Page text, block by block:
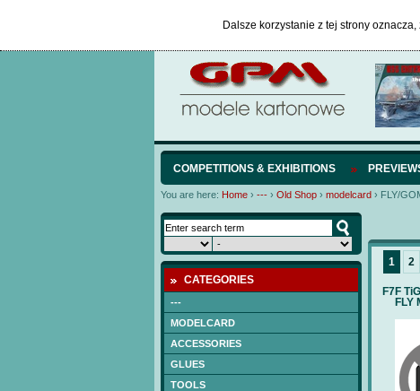
Dalsze korzystanie z tej strony
COMPETITIONS & EXHIBITIONS
You are here: Home › --- › Old Shop › modelcard › FLY/
CATEGORIES
---
MODELCARD
ACCESSORIES
GLUES
TOOLS
1 2
F7F
FLY